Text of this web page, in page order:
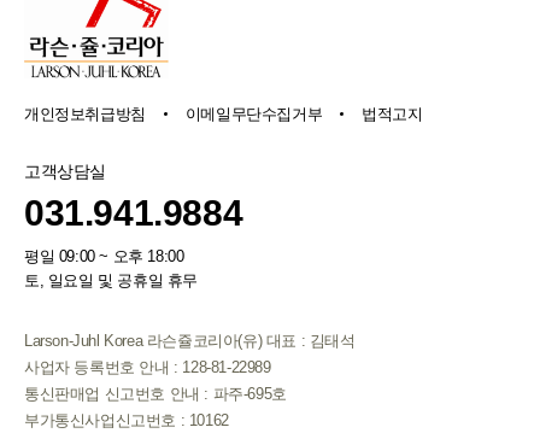
개인정보취급방침 이메일무단수집거부 법적고지
고객상담실
031.941.9884
평일 09:00 ~ 오후 18:00
토, 일요일 및 공휴일 휴무
Larson-Juhl Korea 라슨쥴코리아(유) 대표 : 김태석
사업자 등록번호 안내 : 128-81-22989
통신판매업 신고번호 안내 : 파주-695호
부가통신사업신고번호 : 10162